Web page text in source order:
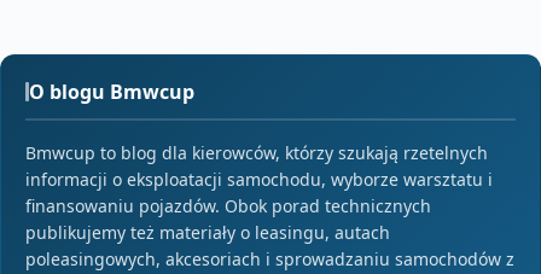
O blogu Bmwcup
Bmwcup to blog dla kierowców, którzy szukają rzetelnych
informacji o eksploatacji samochodu, wyborze warsztatu i
finansowaniu pojazdów. Obok porad technicznych
publikujemy też materiały o leasingu, autach
poleasingowych, akcesoriach i sprowadzaniu samochodów z